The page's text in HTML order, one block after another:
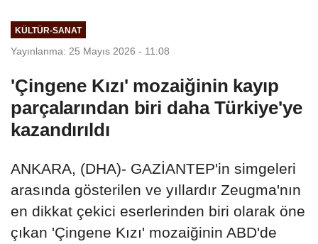
KÜLTÜR-SANAT
Yayınlanma: 25 Mayıs 2026 - 11:08
'Çingene Kızı' mozaiğinin kayıp
parçalarından biri daha Türkiye'ye
kazandırıldı
ANKARA, (DHA)- GAZİANTEP'in simgeleri
arasında gösterilen ve yıllardır Zeugma'nın
en dikkat çekici eserlerinden biri olarak öne
çıkan 'Çingene Kızı' mozaiğinin ABD'de